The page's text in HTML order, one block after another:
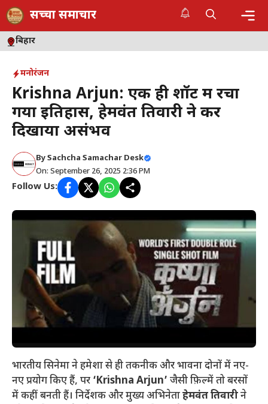
Skip
to
content
सच्चा समाचार
बिहार
मनोरंजन
Krishna Arjun: एक ही शॉट में रचा
गया इतिहास, हेमवंत तिवारी ने कर
दिखाया असंभव
BySachcha Samachar Desk
On: September 26, 2025 2:36 PM
Follow Us:
भारतीय सिनेमा ने हमेशा से ही तकनीक और भावना दोनों में नए-
नए प्रयोग किए हैं, पर ‘Krishna Arjun’ जैसी फ़िल्में तो बरसों
में कहीं बनती हैं। निर्देशक और मुख्य अभिनेताहेमवंत तिवारीने